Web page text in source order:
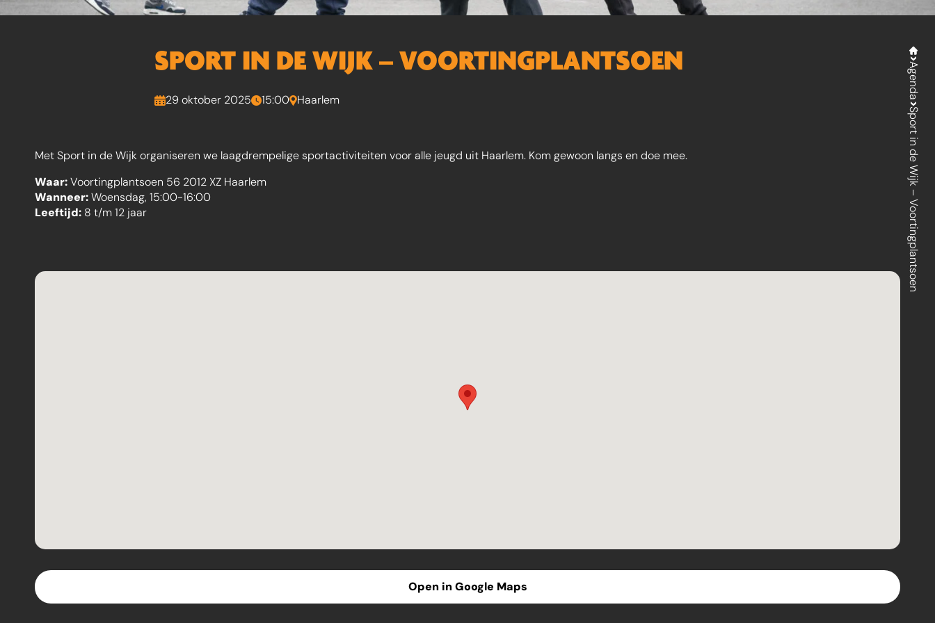
Agenda
Sport in de Wijk – Voortingplantsoen
SPORT IN DE WIJK – VOORTINGPLANTSOEN
29 oktober 2025 15:00 Haarlem
Met Sport in de Wijk organiseren we laagdrempelige sportactiviteiten voor alle jeugd uit Haarlem. Kom gewoon langs en doe mee.
Waar:Voortingplantsoen 56 2012 XZ Haarlem
Wanneer:Woensdag, 15:00-16:00
Leeftijd: 8 t/m 12 jaar
Open in Google Maps